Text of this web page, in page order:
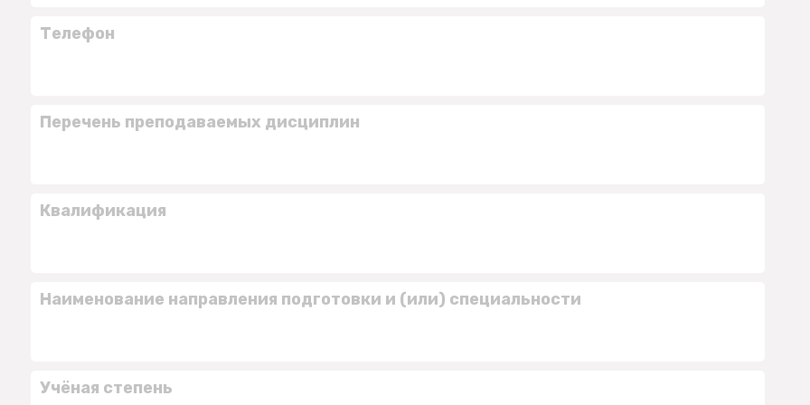
Телефон
Перечень преподаваемых дисциплин
Квалификация
Наименование направления подготовки и (или) специальности
Учёная степень